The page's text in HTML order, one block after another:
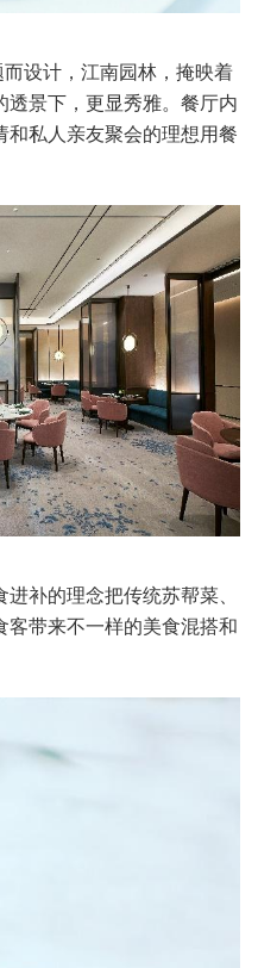
设计，江南园林，掩映着
景下，更显秀雅。餐厅内
私人亲友聚会的理想用餐
补的理念把传统苏帮菜、
带来不一样的美食混搭和